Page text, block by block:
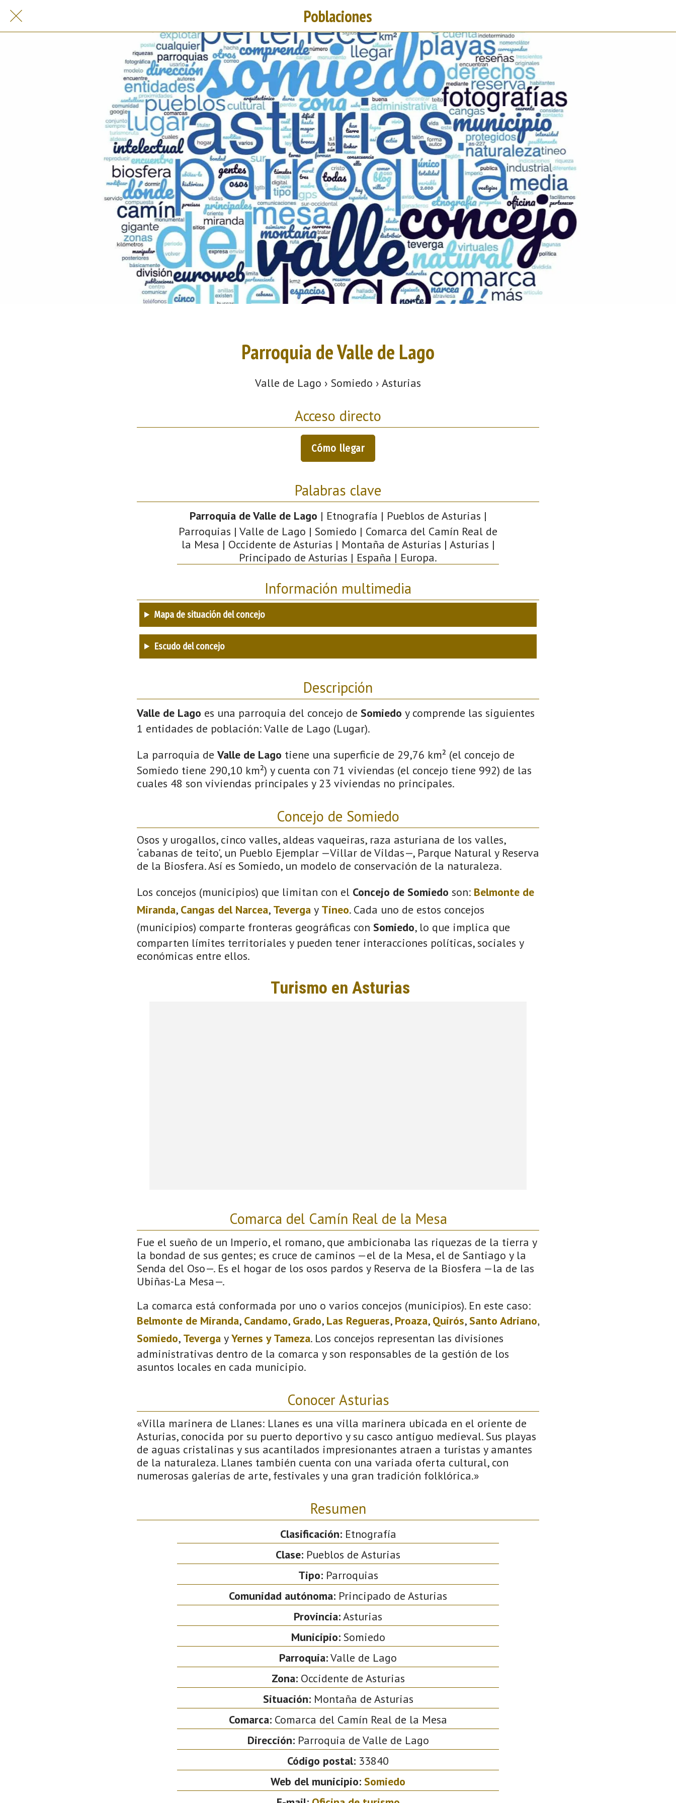
Poblaciones
Parroquia de Valle de Lago
Valle de Lago › Somiedo › Asturias
Acceso directo
Cómo llegar
Palabras clave
Parroquia de Valle de Lago | Etnografía | Pueblos de Asturias |
Parroquias | Valle de Lago | Somiedo | Comarca del Camín Real de
la Mesa | Occidente de Asturias | Montaña de Asturias | Asturias |
Principado de Asturias | España | Europa.
Información multimedia
Mapa de situación del concejo
Escudo del concejo
Descripción
Valle de Lago es una parroquia del concejo de Somiedo y comprende las siguientes
1 entidades de población: Valle de Lago (Lugar).
La parroquia de Valle de Lago tiene una superficie de 29,76 km² (el concejo de
Somiedo tiene 290,10 km²) y cuenta con 71 viviendas (el concejo tiene 992) de las
cuales 48 son viviendas principales y 23 viviendas no principales.
Concejo de Somiedo
Osos y urogallos, cinco valles, aldeas vaqueiras, raza asturiana de los valles,
‘cabanas de teito', un Pueblo Ejemplar —Villar de Vildas—, Parque Natural y Reserva
de la Biosfera. Así es Somiedo, un modelo de conservación de la naturaleza.
Los concejos (municipios) que limitan con el Concejo de Somiedo son: Belmonte de
Miranda, Cangas del Narcea, Teverga y Tineo. Cada uno de estos concejos
(municipios) comparte fronteras geográficas con Somiedo, lo que implica que
comparten límites territoriales y pueden tener interacciones políticas, sociales y
económicas entre ellos.
Comarca del Camín Real de la Mesa
Fue el sueño de un Imperio, el romano, que ambicionaba las riquezas de la tierra y
la bondad de sus gentes; es cruce de caminos —el de la Mesa, el de Santiago y la
Senda del Oso—. Es el hogar de los osos pardos y Reserva de la Biosfera —la de las
Ubiñas-La Mesa—.
La comarca está conformada por uno o varios concejos (municipios). En este caso:
Belmonte de Miranda, Candamo, Grado, Las Regueras, Proaza, Quirós,Santo Adriano,
Somiedo, Teverga yYernes y Tameza. Los concejos representan las divisiones
administrativas dentro de la comarca y son responsables de la gestión de los
asuntos locales en cada municipio.
Conocer Asturias
«Villa marinera de Llanes: Llanes es una villa marinera ubicada en el oriente de
Asturias, conocida por su puerto deportivo y su casco antiguo medieval. Sus playas
de aguas cristalinas y sus acantilados impresionantes atraen a turistas y amantes
de la naturaleza. Llanes también cuenta con una variada oferta cultural, con
numerosas galerías de arte, festivales y una gran tradición folklórica.»
Resumen
Clasificación:Etnografía
Clase: Pueblos de Asturias
Tipo:Parroquias
Comunidad autónoma: Principado de Asturias
Provincia:Asturias
Municipio:Somiedo
Parroquia:Valle de Lago
Zona:Occidente de Asturias
Situación:Montaña de Asturias
Comarca: Comarca del Camín Real de la Mesa
Dirección:Parroquia de Valle de Lago
Código postal: 33840
Web del municipio: Somiedo